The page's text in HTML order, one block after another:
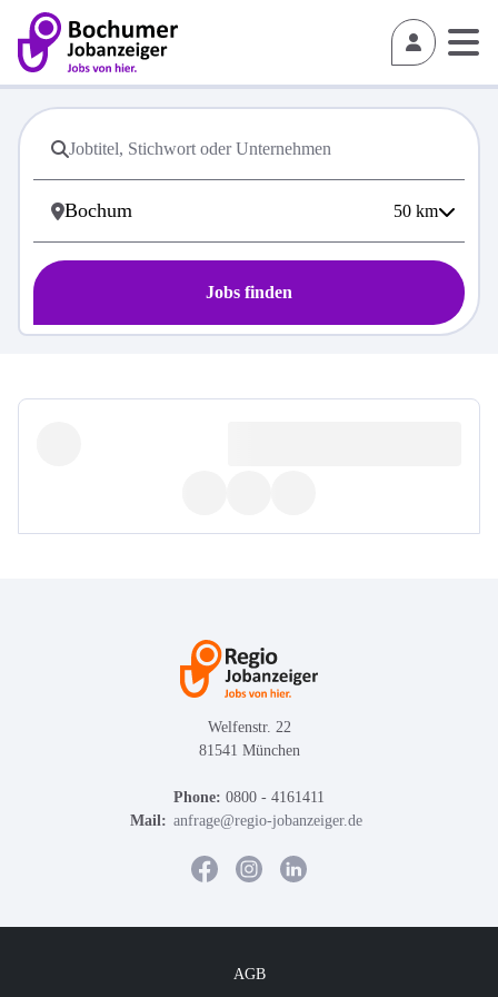
50 km
Jobs finden
Welfenstr. 22
81541 München
Phone: 0800 - 4161411
Mail: anfrage@regio-jobanzeiger.de
AGB